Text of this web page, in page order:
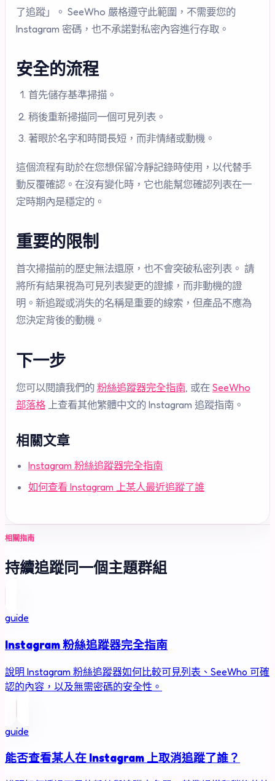
了追蹤」。 SeeWho 嚴格遵守此範圍，不需要您的
Instagram 密碼，也不承諾對私密內容進行存取。
安全的流程
首先儲存基準掃描。
稍後重新掃描同一個可見列表。
著眼於名字和時間長短，而非情緒或動機。
這個流程有助於在您想保留冷靜記錄時使用，以代替手
動反覆確認。在沒有變化時，它也能幫您確認列表在一
定時期內是穩定的。
重要的限制
首次掃描前的歷史無法還原，也不會突破私密列表。 請
將所有結果視為可見列表變更的證據，而非動機的證
明。新追蹤或消失的名稱是重要的線索，但產品不應為
您決定背後的動機。
下一步
您可以閱讀我們的 粉絲追蹤器完全指南, 或在 SeeWho
部落格上查看其他繁體中文的 Instagram 追蹤指南。
相關文章
Instagram 粉絲追蹤器完全指南
如何查看 Instagram 上某人最近追蹤了誰
相關指南
持續追蹤同一個主題群組
guide
Instagram 粉絲追蹤器完全指南
說明 Instagram 粉絲追蹤器如何比較可見列表、SeeWho 可確
認的內容，以及無需密碼的安全性。
guide
能否查看某人在 Instagram 上取消追蹤了誰？